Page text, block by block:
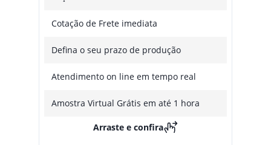
Cotação de Frete imediata
Defina o seu prazo de produção
Atendimento on line em tempo real
Amostra Virtual Grátis em até 1 hora
Arraste e confira